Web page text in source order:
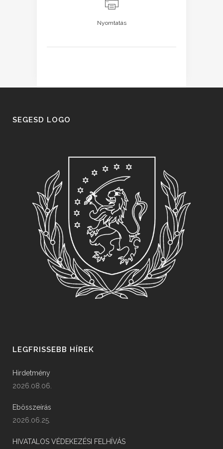
Nyomtatás
SEGESD LOGO
LEGFRISSEBB HÍREK
Hirdetmény
2026.08.06.
Ebösszeírás
2026.06.25.
HIVATALOS VÉDEKEZÉSI FELHÍVÁS